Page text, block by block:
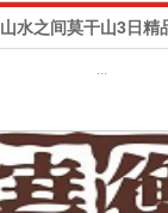
山水之间莫干山3日精
...